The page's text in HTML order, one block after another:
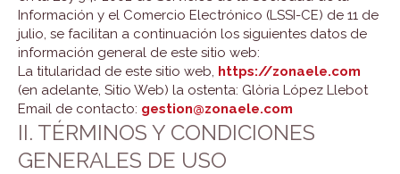
Información y el Comercio Electrónico (LSSI-CE) de 11 de
julio, se facilitan a continuación los siguientes datos de
información general de este sitio web:
La titularidad de este sitio web, https://zonaele.com
(en adelante, Sitio Web) la ostenta: Glòria López Llebot
Email de contacto: gestion@zonaele.com
II. TÉRMINOS Y CONDICIONES
GENERALES DE USO